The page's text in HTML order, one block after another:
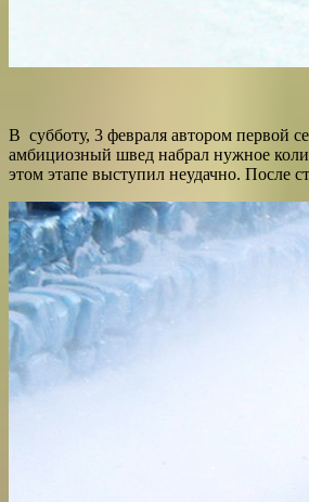
В субботу, 3 февраля автором первой
амбициозный швед набрал нужное
этом этапе выступил неудачно. После